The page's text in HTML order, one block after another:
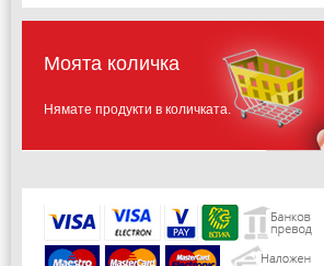
Моята количка
Нямате продукти в количката.